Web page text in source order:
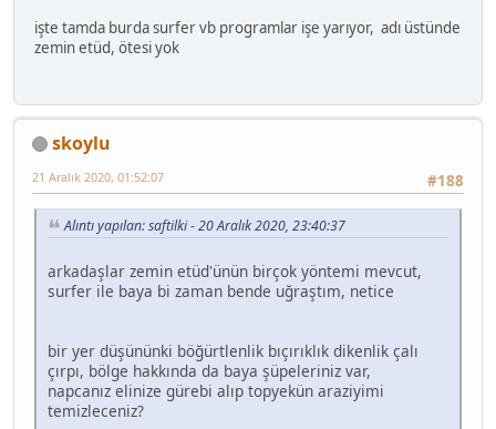
işte tamda burda surfer vb programlar işe yarıyor, adı üstünde
zemin etüd, ötesi yok
skoylu
#188
21 Aralık 2020, 01:52:07
Alıntı yapılan: saftilki - 20 Aralık 2020, 23:40:37
arkadaşlar zemin etüd'ünün birçok yöntemi mevcut,
surfer ile baya bi zaman bende uğraştım, netice
bir yer düşününki böğürtlenlik bıçırıklık dikenlik çalı
çırpı, bölge hakkında da baya şüpeleriniz var,
napcanız elinize gürebi alıp topyekün araziyimi
temizleceniz?